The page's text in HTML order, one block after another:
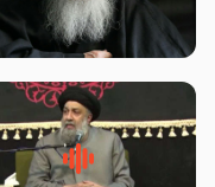
زوّار اربعین امام حسین (علیه
السلام) با این اشتیاق به زیارت